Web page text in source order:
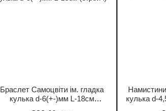
Браслет Самоцвіти ім. гладка
кулька d-6(+-)мм L-18см
Намистини
кулька d-